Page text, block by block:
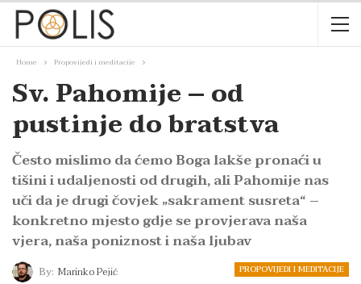
Home Propovijedi i meditacije
Sv. Pahomije – od
pustinje do bratstva
Često mislimo da ćemo Boga lakše pronaći u
tišini i udaljenosti od drugih, ali Pahomije nas
uči da je drugi čovjek „sakrament susreta“ –
konkretno mjesto gdje se provjerava naša
vjera, naša poniznost i naša ljubav
PROPOVIJEDI I MEDITACIJE
By: Marinko Pejić